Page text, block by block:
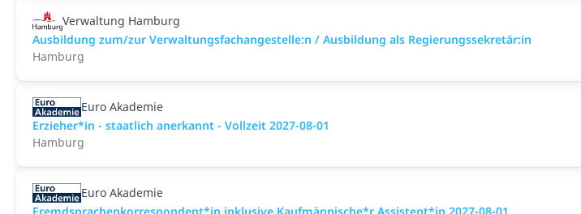
Verwaltung Hamburg
Ausbildung zum/zur Verwaltungsfachangestelle:n / Ausbildung als Regierungssekretär:in
Hamburg
Euro Akademie
Erzieher*in - staatlich anerkannt - Vollzeit 2027-08-01
Hamburg
Euro Akademie